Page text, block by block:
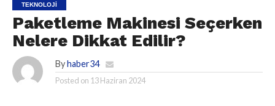
TEKNOLOJI
Paketleme Makinesi Seçerken
Nelere Dikkat Edilir?
By haber34
Posted on 13 Haziran 2024